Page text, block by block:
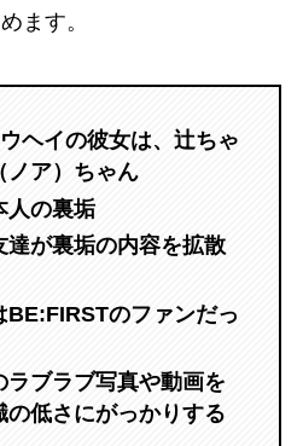
ます。
ヘイの彼女は、辻ちゃ
ノア）ちゃん
人の裏垢
達が裏垢の内容を拡散
BE:FIRSTのファンだっ
ラブラブ写真や動画を
の低さにがっかりする